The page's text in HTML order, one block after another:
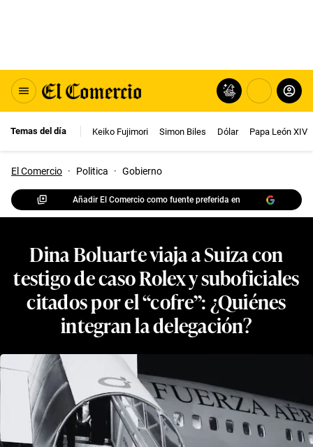
Temas del día Keiko Fujimori Simon Biles Dólar Papa León XIV
El Comercio · Politica · Gobierno
Añadir El Comercio como fuente preferida en
Dina Boluarte viaja a Suiza con
testigo de caso Rolex y suboficiales
citados por el “cofre”: ¿Quiénes
integran la delegación?